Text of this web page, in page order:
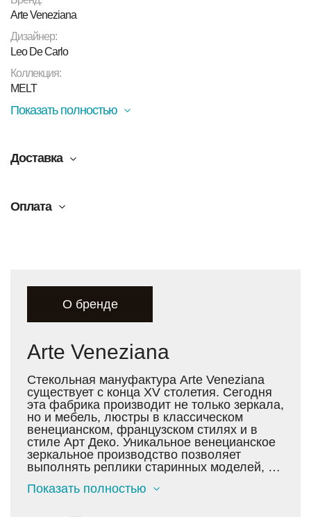
Arte Veneziana
Дизайнер:
Leo De Carlo
Коллекция:
MELT
Показать полностью
Доставка
Оплата
О бренде
Arte Veneziana
Стекольная мануфактура Arte Veneziana
существует с конца XV столетия. Сегодня
эта фабрика производит не только зеркала,
но и мебель, люстры в классическом
венецианском, французском стилях и в
стиле Арт Деко. Уникальное венецианское
зеркальное производство позволяет
выполнять реплики старинных моделей, а
коллекции. Фабрика Arte Veneziana
Показать полностью